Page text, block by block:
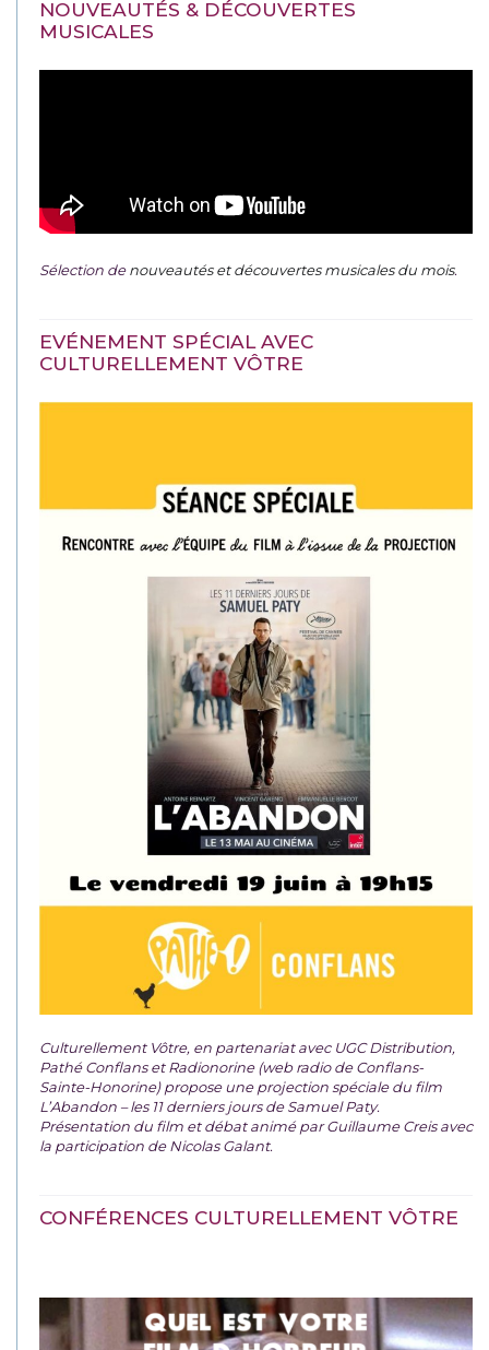
NOUVEAUTÉS & DÉCOUVERTES
MUSICALES
Sélection denouveautés et découvertes musicales du mois.
EVÉNEMENT SPÉCIAL AVEC
CULTURELLEMENT VÔTRE
Culturellement Vôtre, en partenariat avec UGC Distribution,
Pathé Conflans et Radionorine (web radio de Conflans-
Sainte-Honorine) propose une projection spéciale du film
L’Abandon – les 11 derniers jours de Samuel Paty.
Présentation du film et débat animé par Guillaume Creis avec
la participation de Nicolas Galant.
CONFÉRENCES CULTURELLEMENT VÔTRE